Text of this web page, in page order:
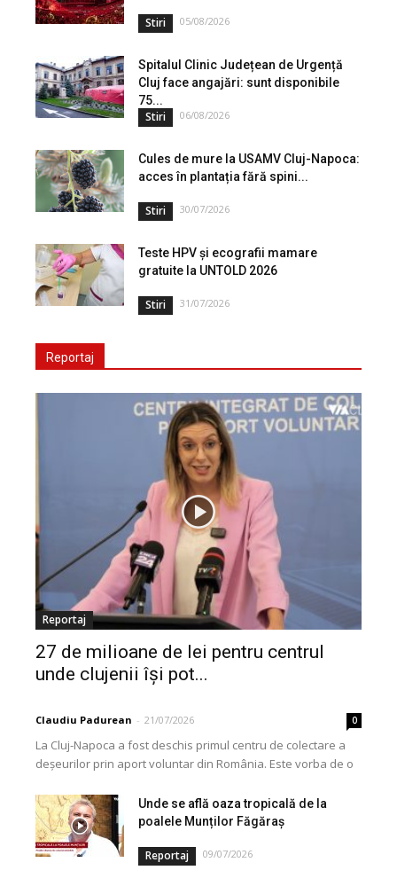
Stiri 05/08/2026
Spitalul Clinic Județean de Urgență
Cluj face angajări: sunt disponibile
75...
Stiri 06/08/2026
Cules de mure la USAMV Cluj-Napoca:
acces în plantația fără spini...
Stiri 30/07/2026
Teste HPV și ecografii mamare
gratuite la UNTOLD 2026
Stiri 31/07/2026
Reportaj
Reportaj
27 de milioane de lei pentru centrul
unde clujenii își pot...
Claudiu Padurean - 21/07/2026 0
La Cluj-Napoca a fost deschis primul centru de colectare a
deșeurilor prin aport voluntar din România. Este vorba de o
Unde se află oaza tropicală de la
poalele Munților Făgăraș
Reportaj 09/07/2026